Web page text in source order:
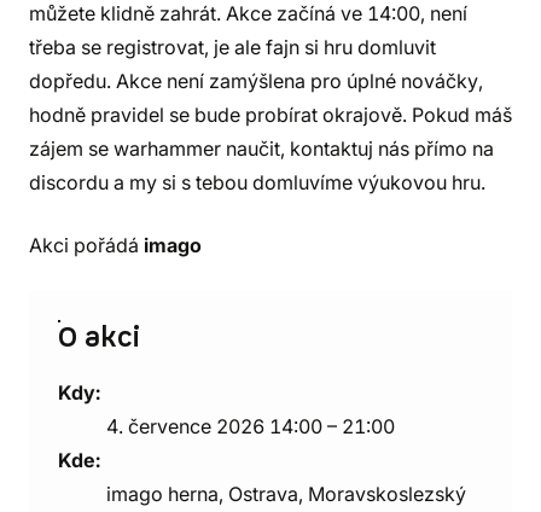
můžete klidně zahrát. Akce začíná ve 14:00, není
třeba se registrovat, je ale fajn si hru domluvit
dopředu. Akce není zamýšlena pro úplné nováčky,
hodně pravidel se bude probírat okrajově. Pokud máš
zájem se warhammer naučit, kontaktuj nás přímo na
discordu a my si s tebou domluvíme výukovou hru.
Akci pořádá imago
O akci
Kdy:
4. července 2026 14:00 – 21:00
Kde:
imago herna, Ostrava, Moravskoslezský